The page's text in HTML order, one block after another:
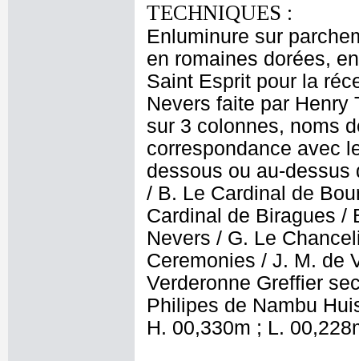
TECHNIQUES :
Enluminure sur
en romaines dorées,
Saint Esprit pour la
Nevers faite par Henry
sur 3 colonnes, noms
correspondance avec
dessous ou au-dessus
/ B. Le Cardinal de
Cardinal de Biragues /
Nevers / G. Le
Ceremonies / J. M. de
Verderonne Greffier
Philipes de Nambu
H. 00,330m ; L.